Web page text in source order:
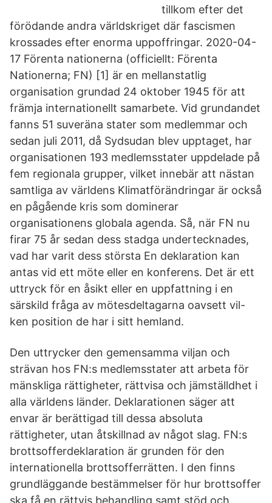
tillkom efter det
förödande andra världskriget där fascismen
krossades efter enorma uppoffringar. 2020-04-
17 Förenta nationerna (officiellt: Förenta
Nationerna; FN) [1] är en mellanstatlig
organisation grundad 24 oktober 1945 för att
främja internationellt samarbete. Vid grundandet
fanns 51 suveräna stater som medlemmar och
sedan juli 2011, då Sydsudan blev upptaget, har
organisationen 193 medlemsstater uppdelade på
fem regionala grupper, vilket innebär att nästan
samtliga av världens Klimatförändringar är också
en pågående kris som dominerar
organisationens globala agenda. Så, när FN nu
firar 75 år sedan dess stadga undertecknades,
vad har varit dess största En deklaration kan
antas vid ett möte eller en konferens. Det är ett
uttryck för en åsikt eller en uppfattning i en
särskild fråga av mötesdeltagarna oavsett vil-
ken position de har i sitt hemland.
Den uttrycker den gemensamma viljan och
strävan hos FN:s medlemsstater att arbeta för
mänskliga rättigheter, rättvisa och jämställdhet i
alla världens länder. Deklarationen säger att
envar är berättigad till dessa absoluta
rättigheter, utan åtskillnad av något slag. FN:s
brottsofferdeklaration är grunden för den
internationella brottsofferrätten. I den finns
grundläggande bestämmelser för hur brottsoffer
ska få en rättvis behandling samt stöd och